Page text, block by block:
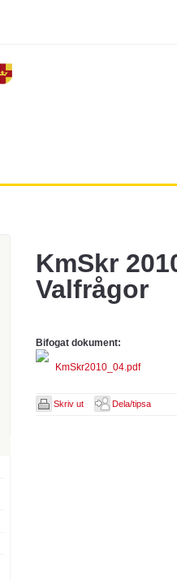
KmSkr
Valfrågor
Bifogat dokument:
KmSkr2010_04.pdf
Skriv ut Dela/tipsa